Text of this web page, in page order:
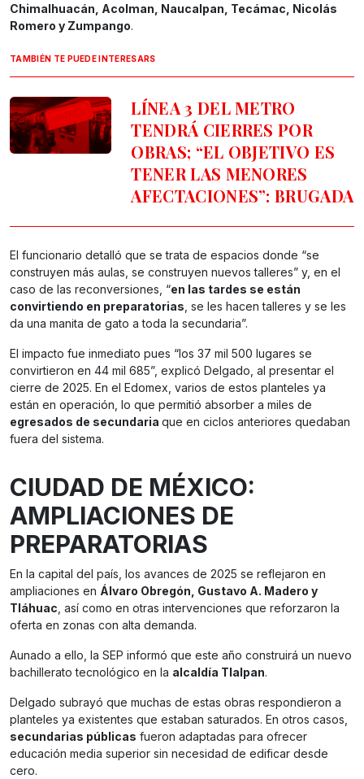
Chimalhuacán, Acolman, Naucalpan, Tecámac, Nicolás
Romero y Zumpango.
TAMBIÉN TE PUEDE INTERESARS
LÍNEA 3 DEL METRO
TENDRÁ CIERRES POR
OBRAS; “EL OBJETIVO ES
TENER LAS MENORES
AFECTACIONES”: BRUGADA
El funcionario detalló que se trata de espacios donde “se
construyen más aulas, se construyen nuevos talleres” y, en el
caso de las reconversiones, “en las tardes se están
convirtiendo en preparatorias , se les hacen talleres y se les
da una manita de gato a toda la secundaria”.
El impacto fue inmediato pues “los 37 mil 500 lugares se
convirtieron en 44 mil 685”, explicó Delgado, al presentar el
cierre de 2025. En el Edomex, varios de estos planteles ya
están en operación, lo que permitió absorber a miles de
egresados de secundaria que en ciclos anteriores quedaban
fuera del sistema.
CIUDAD DE MÉXICO:
AMPLIACIONES DE
PREPARATORIAS
En la capital del país, los avances de 2025 se reflejaron en
ampliaciones en Álvaro Obregón, Gustavo A. Madero y
Tláhuac , así como en otras intervenciones que reforzaron la
oferta en zonas con alta demanda.
Aunado a ello, la SEP informó que este año construirá un nuevo
bachillerato tecnológico en la alcaldía Tlalpan.
Delgado subrayó que muchas de estas obras respondieron a
planteles ya existentes que estaban saturados. En otros casos,
secundarias públicas fueron adaptadas para ofrecer
educación media superior sin necesidad de edificar desde
cero.